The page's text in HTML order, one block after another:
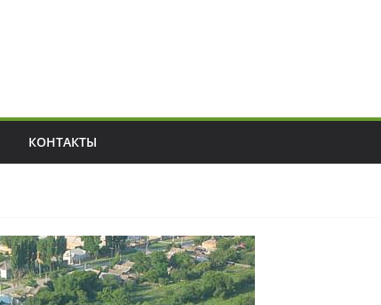
КОНТАКТЫ